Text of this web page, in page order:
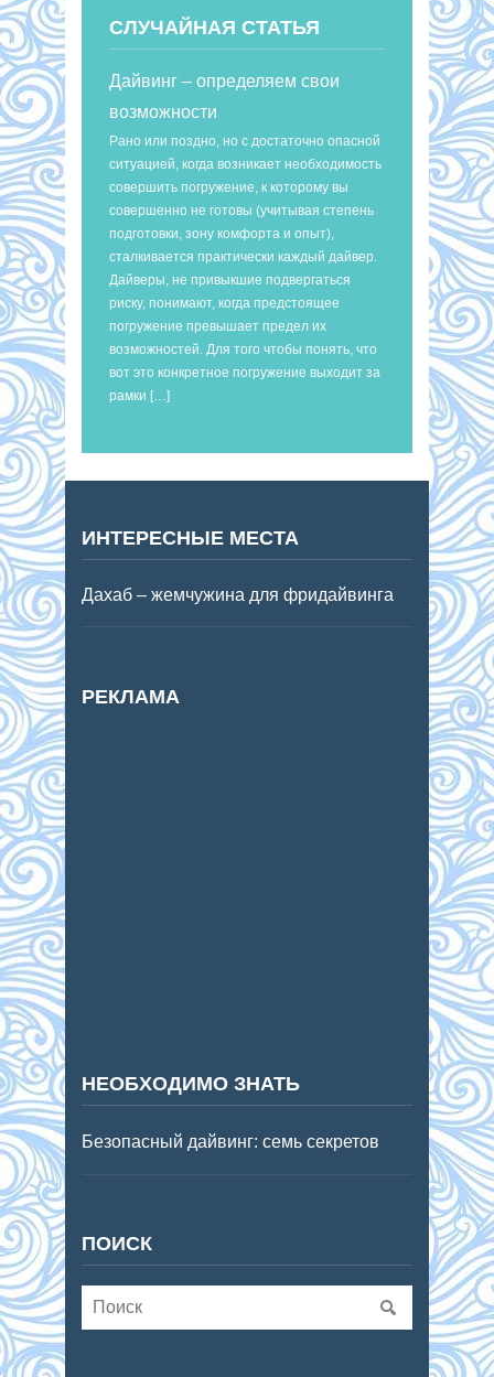
СЛУЧАЙНАЯ СТАТЬЯ
Дайвинг – определяем свои
возможности
Рано или поздно, но с достаточно опасной
ситуацией, когда возникает необходимость
совершить погружение, к которому вы
совершенно не готовы (учитывая степень
подготовки, зону комфорта и опыт),
сталкивается практически каждый дайвер.
Дайверы, не привыкшие подвергаться
риску, понимают, когда предстоящее
погружение превышает предел их
возможностей. Для того чтобы понять, что
вот это конкретное погружение выходит за
рамки […]
ИНТЕРЕСНЫЕ МЕСТА
Дахаб – жемчужина для фридайвинга
РЕКЛАМА
НЕОБХОДИМО ЗНАТЬ
Безопасный дайвинг: семь секретов
ПОИСК